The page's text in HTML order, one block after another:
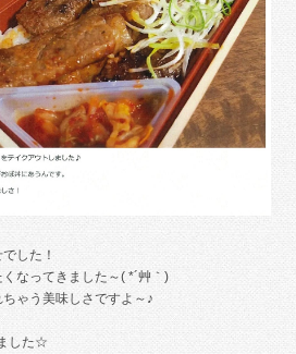
した！
なってきました～( *´艸｀)
ゃう美味しさですよ～♪
ました☆